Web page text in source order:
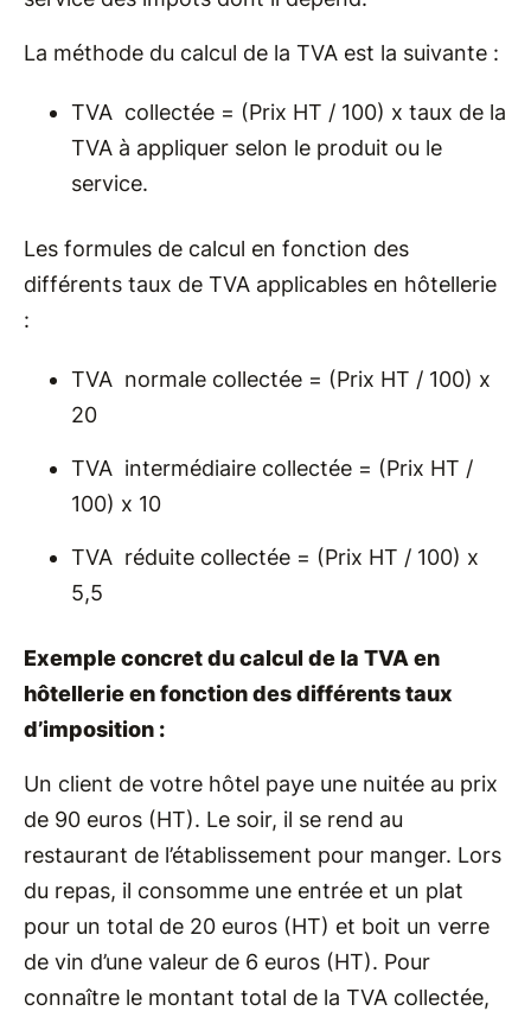
La méthode du calcul de la TVA est la suivante :
TVA collectée = (Prix HT / 100) x taux de la
TVA à appliquer selon le produit ou le
service.
Les formules de calcul en fonction des
différents taux de TVA applicables en hôtellerie
:
TVA normale collectée = (Prix HT / 100) x
20
TVA intermédiaire collectée = (Prix HT /
100) x 10
TVA réduite collectée = (Prix HT / 100) x
5,5
Exemple concret du calcul de la TVA en
hôtellerie en fonction des différents taux
d’imposition :
Un client de votre hôtel paye une nuitée au prix
de 90 euros (HT). Le soir, il se rend au
restaurant de l’établissement pour manger. Lors
du repas, il consomme une entrée et un plat
pour un total de 20 euros (HT) et boit un verre
de vin d’une valeur de 6 euros (HT). Pour
connaître le montant total de la TVA collectée,